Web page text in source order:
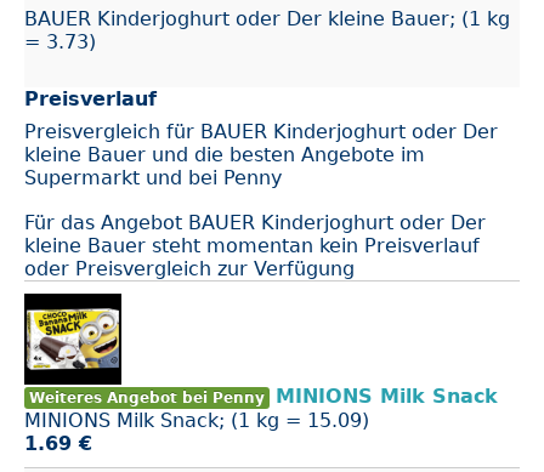
BAUER Kinderjoghurt oder Der kleine Bauer; (1 kg
= 3.73)
Preisverlauf
Preisvergleich für BAUER Kinderjoghurt oder Der
kleine Bauer und die besten Angebote im
Supermarkt und bei Penny
Für das Angebot BAUER Kinderjoghurt oder Der
kleine Bauer steht momentan kein Preisverlauf
oder Preisvergleich zur Verfügung
Weiteres Angebot bei Penny
MINIONS Milk Snack
MINIONS Milk Snack; (1 kg = 15.09)
1.69 €